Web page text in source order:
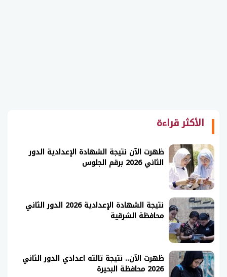
الأكثر قراءة
ظهرت الآن نتيجة الشهادة الإعدادية الدور
الثاني 2026 برقم الجلوس
نتيجة الشهادة الإعدادية 2026 الدور الثاني
محافظة الشرقية
ظهرت الآن.. نتيجة تالته اعدادي الدور الثاني
2026 محافظة البحيرة